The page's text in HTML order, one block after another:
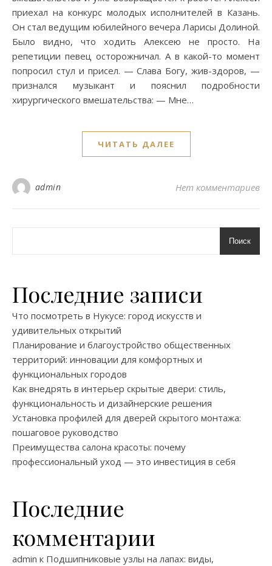
приехал на конкурс молодых исполнителей в Казань.
Он стал ведущим юбилейного вечера Ларисы Долиной.
Было видно, что ходить Алексею не просто. На
репетиции певец осторожничал. А в какой-то момент
попросил стул и присел. — Слава Богу, жив-здоров, —
признался музыкант и пояснил подробности
хирургического вмешательства: — Мне…
ЧИТАТЬ ДАЛЕЕ
admin Нет комментариев
Поиск
Последние записи
Что посмотреть в Нукусе: город искусств и
удивительных открытий
Планирование и благоустройство общественных
территорий: инновации для комфортных и
функциональных городов
Как внедрять в интерьер скрытые двери: стиль,
функциональность и дизайнерские решения
Установка профилей для дверей скрытого монтажа:
пошаговое руководство
Преимущества салона красоты: почему
профессиональный уход — это инвестиция в себя
Последние
комментарии
admin к Подшипниковые узлы на лапах: виды,